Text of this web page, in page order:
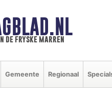
de fryske marren
Gemeente Regionaal